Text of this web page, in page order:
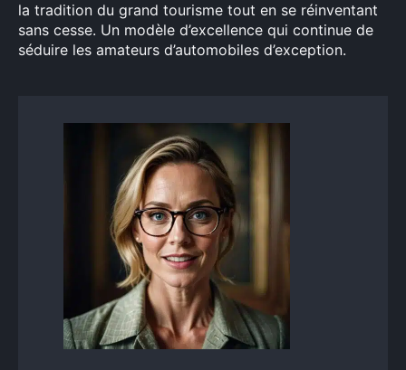
la tradition du grand tourisme tout en se réinventant
sans cesse. Un modèle d’excellence qui continue de
séduire les amateurs d’automobiles d’exception.